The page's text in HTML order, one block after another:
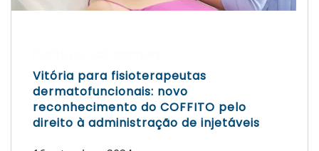
Vitória para fisioterapeutas
dermatofuncionais: novo
reconhecimento do COFFITO pelo
direito à administração de injetáveis